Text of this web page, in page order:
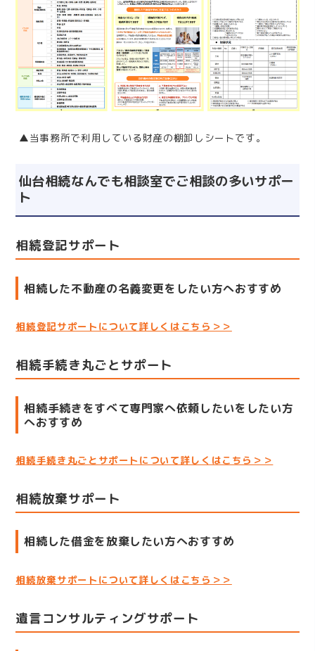
▲当事務所で利用している財産の棚卸しシートです。
仙台相続なんでも相談室でご相談の多いサポー
ト
相続登記サポート
相続した不動産の名義変更をしたい方へおすすめ
相続登記サポートについて詳しくはこちら＞＞
相続手続き丸ごとサポート
相続手続きをすべて専門家へ依頼したいをしたい方
へおすすめ
相続手続き丸ごとサポートについて詳しくはこちら＞＞
相続放棄サポート
相続した借金を放棄したい方へおすすめ
相続放棄サポートについて詳しくはこちら＞＞
遺言コンサルティングサポート